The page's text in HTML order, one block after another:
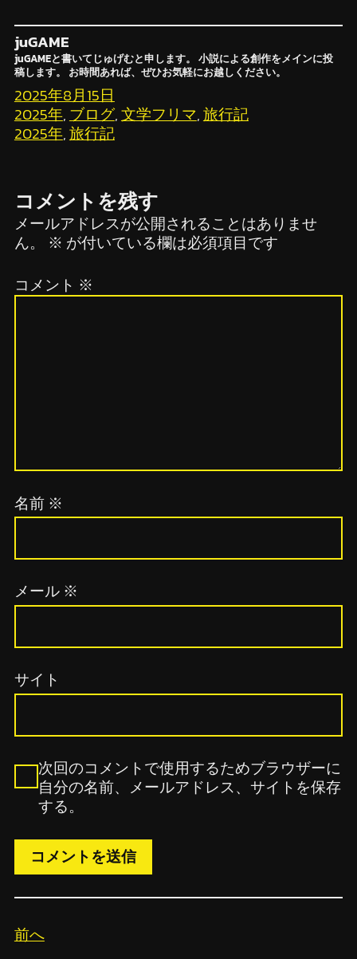
juGAME
juGAMEと書いてじゅげむと申します。 小説による創作をメインに投
稿します。 お時間あれば、ぜひお気軽にお越しください。
2025年8月15日
2025年, ブログ, 文学フリマ, 旅行記
2025年, 旅行記
コメントを残す
メールアドレスが公開されることはありませ
ん。
※ が付いている欄は必須項目です
コメント ※
名前 ※
メール ※
サイト
次回のコメントで使用するためブラウザーに
自分の名前、メールアドレス、サイトを保存
する。
前へ